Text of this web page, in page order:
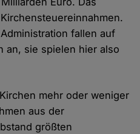
fallen auf
an, sie spielen hier also
mehr oder weniger
aus der
größten